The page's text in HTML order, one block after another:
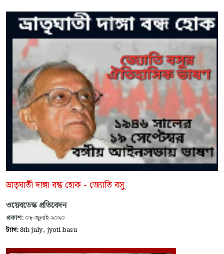
ভ্রাতৃঘাতী দাঙ্গা বন্ধ হোক - জ্যোতি বসু
ওয়েবডেস্ক প্রতিবেদন
প্রকাশ: ০৮-জুলাই-২০২০
ট্যাগ:8th july, jyoti basu